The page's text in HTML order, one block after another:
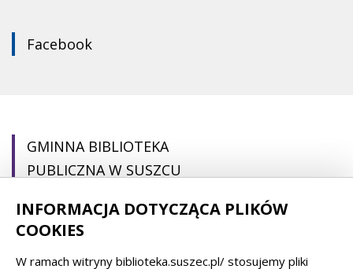
Facebook
GMINNA BIBLIOTEKA
PUBLICZNA W SUSZCU
pl. Ogrodowa 22
43-267 Suszec
INFORMACJA DOTYCZĄCA PLIKÓW
COOKIES
W ramach witryny biblioteka.suszec.pl/ stosujemy pliki